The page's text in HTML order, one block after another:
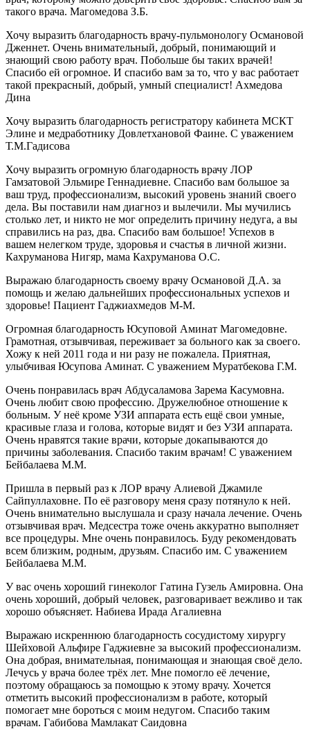
такого врача. Магомедова З.Б.
Хочу выразить благодарность врачу-пульмонологу Османовой
Дженнет. Очень внимательный, добрый, понимающий и
знающий свою работу врач. Побольше бы таких врачей!
Спасибо ей огромное. И спасибо вам за то, что у вас работает
такой прекрасный, добрый, умный специалист! Ахмедова
Дина
Хочу выразить благодарность регистратору кабинета МСКТ
Элине и медработнику Довлетхановой Фаине. С уважением
Т.М.Гадисова
Хочу выразить огромную благодарность врачу ЛОР
Гамзатовой Эльмире Геннадиевне. Спасибо вам большое за
ваш труд, профессионализм, высокий уровень знаний своего
дела. Вы поставили нам диагноз и вылечили. Мы мучились
столько лет, и никто не мог определить причину недуга, а вы
справились на раз, два. Спасибо вам большое! Успехов в
вашем нелегком труде, здоровья и счастья в личной жизни.
Кахруманова Нигяр, мама Кахруманова О.С.
Выражаю благодарность своему врачу Османовой Д.А. за
помощь и желаю дальнейших профессиональных успехов и
здоровье! Пациент Гаджиахмедов М-М.
Огромная благодарность Юсуповой Аминат Магомедовне.
Грамотная, отзывчивая, переживает за больного как за своего.
Хожу к ней 2011 года и ни разу не пожалела. Приятная,
улыбчивая Юсупова Аминат. С уважением Муратбекова Г.М.
Очень понравилась врач Абдусаламова Зарема Касумовна.
Очень любит свою профессию. Дружелюбное отношение к
больным. У неё кроме УЗИ аппарата есть ещё свои умные,
красивые глаза и голова, которые видят и без УЗИ аппарата.
Очень нравятся такие врачи, которые докапываются до
причины заболевания. Спасибо таким врачам! С уважением
Бейбалаева М.М.
Пришла в первый раз к ЛОР врачу Алиевой Джамиле
Сайпуллаховне. По её разговору меня сразу потянуло к ней.
Очень внимательно выслушала и сразу начала лечение. Очень
отзывчивая врач. Медсестра тоже очень аккуратно выполняет
все процедуры. Мне очень понравилось. Буду рекомендовать
всем близким, родным, друзьям. Спасибо им. С уважением
Бейбалаева М.М.
У вас очень хороший гинеколог Гатина Гузель Амировна. Она
очень хороший, добрый человек, разговаривает вежливо и так
хорошо объясняет. Набиева Ирада Агалиевна
Выражаю искреннюю благодарность сосудистому хирургу
Шейховой Альфире Гаджиевне за высокий профессионализм.
Она добрая, внимательная, понимающая и знающая своё дело.
Лечусь у врача более трёх лет. Мне помогло её лечение,
поэтому обращаюсь за помощью к этому врачу. Хочется
отметить высокий профессионализм в работе, который
помогает мне бороться с моим недугом. Спасибо таким
врачам. Габибова Мамлакат Саидовна